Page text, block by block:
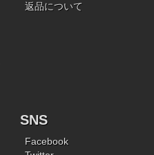
返品について
SNS
Facebook